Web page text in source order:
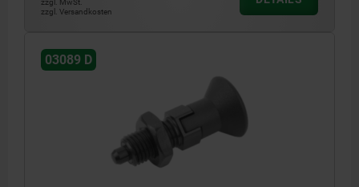
zzgl. MwSt.
zzgl. Versandkosten
03089 D